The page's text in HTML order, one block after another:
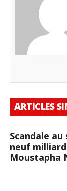
ARTICLES
Scandale
neuf
Moustapha